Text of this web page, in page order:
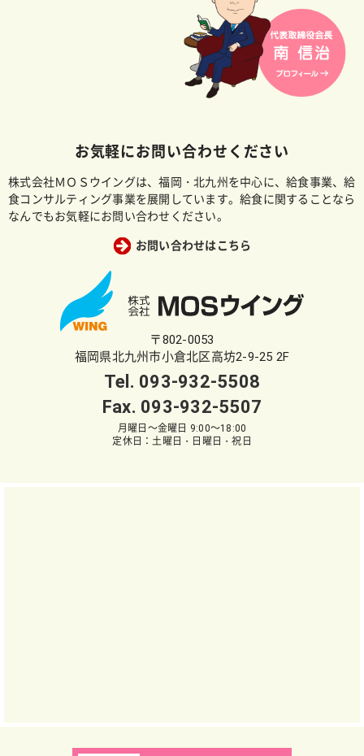
お気軽にお問い合わせください
株式会社ＭＯＳウイングは、福岡・北九州を中心に、給食事業、給
食コンサルティング事業を展開しています。給食に関することなら
なんでもお気軽にお問い合わせください。
お問い合わせはこちら
〒802-0053
福岡県北九州市小倉北区高坊2-9-25 2F
Tel. 093-932-5508
Fax. 093-932-5507
月曜日～金曜日 9:00～18:00
定休日：土曜日・日曜日・祝日